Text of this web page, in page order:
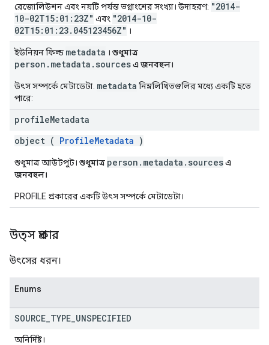
রেজোলিউশন এবং নয়টি পর্যন্ত ভগ্নাংশের সংখ্যা। উদাহরণ: "2014-
10-02T15:01:23Z" এবং "2014-10-
02T15:01:23.045123456Z" ।
ইউনিয়ন ফিল্ড metadata । শুধুমাত্র
person.metadata.sourcesএ জনবহুল।
উৎস সম্পর্কে মেটাডেটা. metadata নিম্নলিখিতগুলির মধ্যে একটি হতে
পারে:
profileMetadata
object ( ProfileMetadata )
শুধুমাত্র আউটপুট। শুধুমাত্র person.metadata.sourcesএ
জনবহুল।
PROFILE প্রকারের একটি উৎস সম্পর্কে মেটাডেটা।
উত্স প্রকার
উৎসের ধরন।
Enums
SOURCE TYPE UNSPECIFIED
অনির্দিষ্ট।